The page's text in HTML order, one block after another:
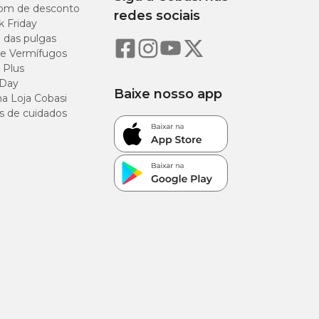
de desconto
Friday
das pulgas
Vermífugos
Plus
Loja Cobasi
de cuidados
redes sociais
Baixe nosso app